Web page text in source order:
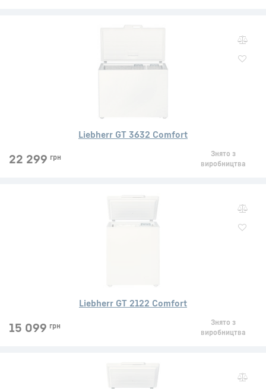
Liebherr GT 3632 Comfort
22 299 грн
Знято з
виробництва
Liebherr GT 2122 Comfort
15 099 грн
Знято з
виробництва